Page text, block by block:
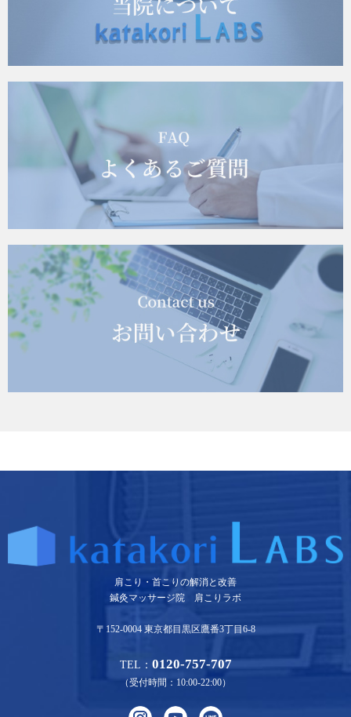
肩こり・首こりの解消と改善
鍼灸マッサージ院 肩こりラボ
〒152-0004 東京都目黒区鷹番3丁目6-8
TEL： 0120-757-707
（受付時間：10:00-22:00）